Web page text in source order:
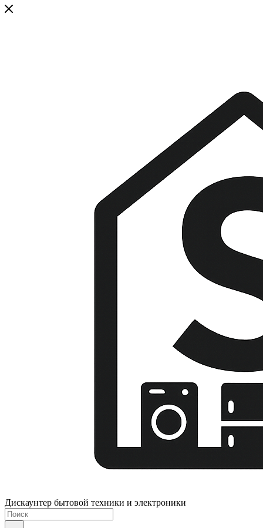
Дискаунтер бытовой техники и электроники